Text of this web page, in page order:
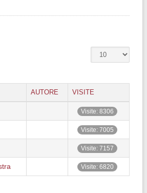
AUTORE VISITE
Visite: 8306
Visite: 7005
Visite: 7157
Visite: 6820